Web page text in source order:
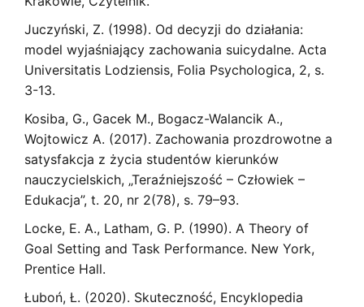
Juczyński, Z. (1998). Od decyzji do działania:
model wyjaśniający zachowania suicydalne. Acta
Universitatis Lodziensis, Folia Psychologica, 2, s.
3-13.
Kosiba, G., Gacek M., Bogacz-Walancik A.,
Wojtowicz A. (2017). Zachowania prozdrowotne a
satysfakcja z życia studentów kierunków
nauczycielskich, „Teraźniejszość – Człowiek –
Edukacja”, t. 20, nr 2(78), s. 79–93.
Locke, E. A., Latham, G. P. (1990). A Theory of
Goal Setting and Task Performance. New York,
Prentice Hall.
Łuboń, Ł. (2020). Skuteczność, Encyklopedia